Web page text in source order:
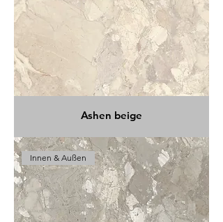
Ashen beige
Innen & Außen